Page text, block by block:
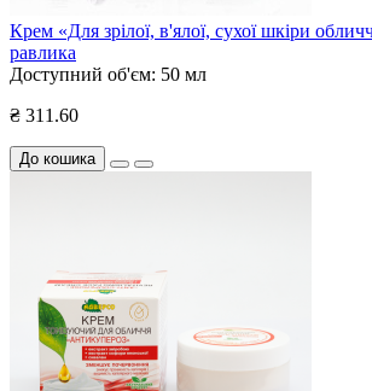
Крем «Для зрілої, в'ялої, сухої шкіри
равлика
Доступний об'єм: 50 мл
₴ 311.60
До кошика